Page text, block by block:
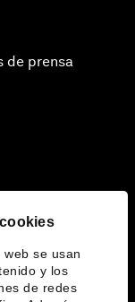
se usan
y los
de redes
de prensa